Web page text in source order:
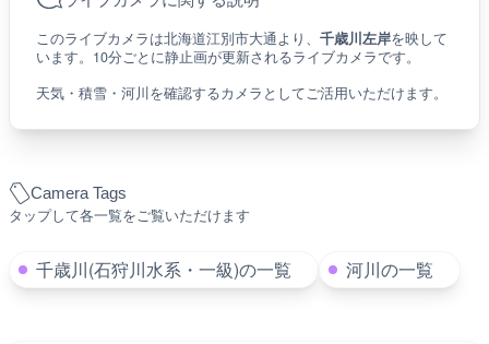
Camera Tags
タップして各一覧をご覧いただけます
千歳川(石狩川水系・一級)の一覧 河川の一覧
このライブカメラは北海道江別市大通より、 千歳川左岸を映して
います。10分ごとに静止画が更新されるライブカメラです。
天気・積雪・河川を確認するカメラとしてご活用いただけます。